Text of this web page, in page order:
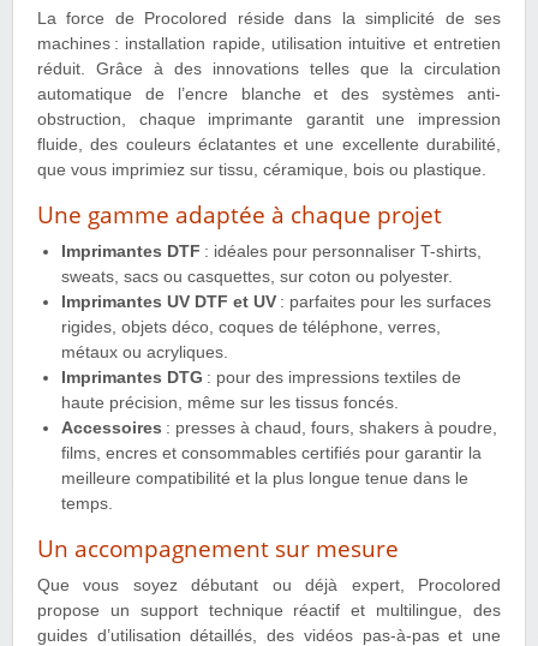
La force de Procolored réside dans la simplicité de ses
machines : installation rapide, utilisation intuitive et entretien
réduit. Grâce à des innovations telles que la circulation
automatique de l’encre blanche et des systèmes anti-
obstruction, chaque imprimante garantit une impression
fluide, des couleurs éclatantes et une excellente durabilité,
que vous imprimiez sur tissu, céramique, bois ou plastique.
Une gamme adaptée à chaque projet
Imprimantes DTF : idéales pour personnaliser T-shirts,
sweats, sacs ou casquettes, sur coton ou polyester.
Imprimantes UV DTF et UV : parfaites pour les surfaces
rigides, objets déco, coques de téléphone, verres,
métaux ou acryliques.
Imprimantes DTG : pour des impressions textiles de
haute précision, même sur les tissus foncés.
Accessoires : presses à chaud, fours, shakers à poudre,
films, encres et consommables certifiés pour garantir la
meilleure compatibilité et la plus longue tenue dans le
temps.
Un accompagnement sur mesure
Que vous soyez débutant ou déjà expert, Procolored
propose un support technique réactif et multilingue, des
guides d’utilisation détaillés, des vidéos pas-à-pas et une